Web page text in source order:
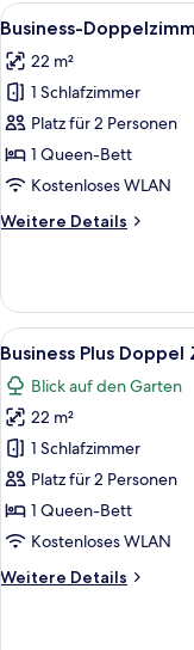
Alle
Fotos
für
Business-
Doppelzimmer
anzeigen
6
Business-
22 m²
1 Schlafzimmer
Platz für 2 Personen
1 Queen-Bett
Kostenloses WLAN
Weitere Details
Weitere
Doppelzimmer
Alle
Fotos
für
Business
Plus
Doppel
Zimmer,
Balkon
7
Business Plus Doppel
Blick auf den Garten
22 m²
1 Schlafzimmer
Platz für 2 Personen
1 Queen-Bett
Kostenloses WLAN
Weitere Details
Weitere